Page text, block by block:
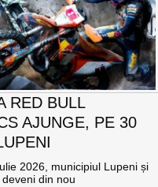
RED BULL
AJUNGE, PE 30
2026, municipiul Lupeni și
din nou